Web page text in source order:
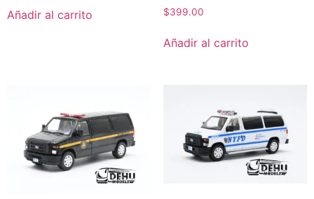
Añadir al carrito $399.00
Añadir al carrito